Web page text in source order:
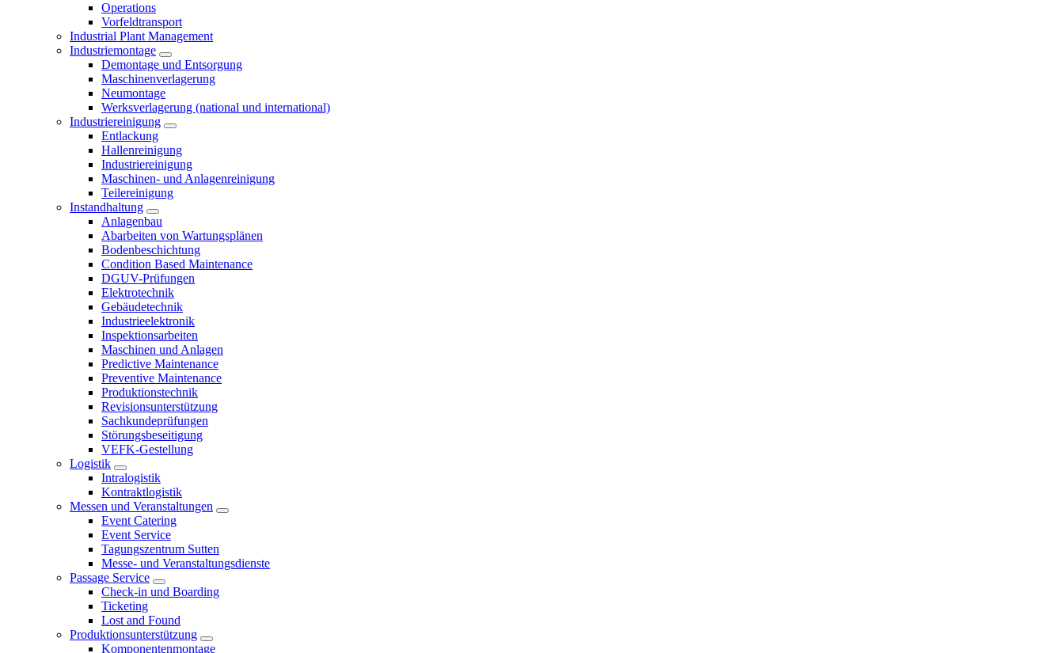
Operations
Vorfeldtransport
Industrial Plant Management
Industriemontage
Demontage und Entsorgung
Maschinenverlagerung
Neumontage
Werksverlagerung (national und international)
Industriereinigung
Entlackung
Hallenreinigung
Industriereinigung
Maschinen- und Anlagenreinigung
Teilereinigung
Instandhaltung
Anlagenbau
Abarbeiten von Wartungsplänen
Bodenbeschichtung
Condition Based Maintenance
DGUV-Prüfungen
Elektrotechnik
Gebäudetechnik
Industrieelektronik
Inspektionsarbeiten
Maschinen und Anlagen
Predictive Maintenance
Preventive Maintenance
Produktionstechnik
Revisionsunterstützung
Sachkundeprüfungen
Störungsbeseitigung
VEFK-Gestellung
Logistik
Intralogistik
Kontraktlogistik
Messen und Veranstaltungen
Event Catering
Event Service
Tagungszentrum Sutten
Messe- und Veranstaltungsdienste
Passage Service
Check-in und Boarding
Ticketing
Lost and Found
Produktionsunterstützung
Komponentenmontage